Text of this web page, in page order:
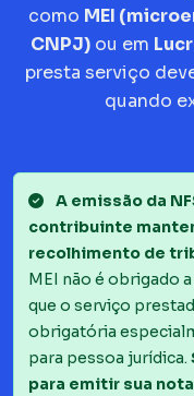
como MEI
CNPJ)ou em
presta serviço
quando
A emissão da
contribuinte
recolhimento de
MEI não é obrigado
que o serviço
obrigatória
para pessoa jurídica.
para emitir sua